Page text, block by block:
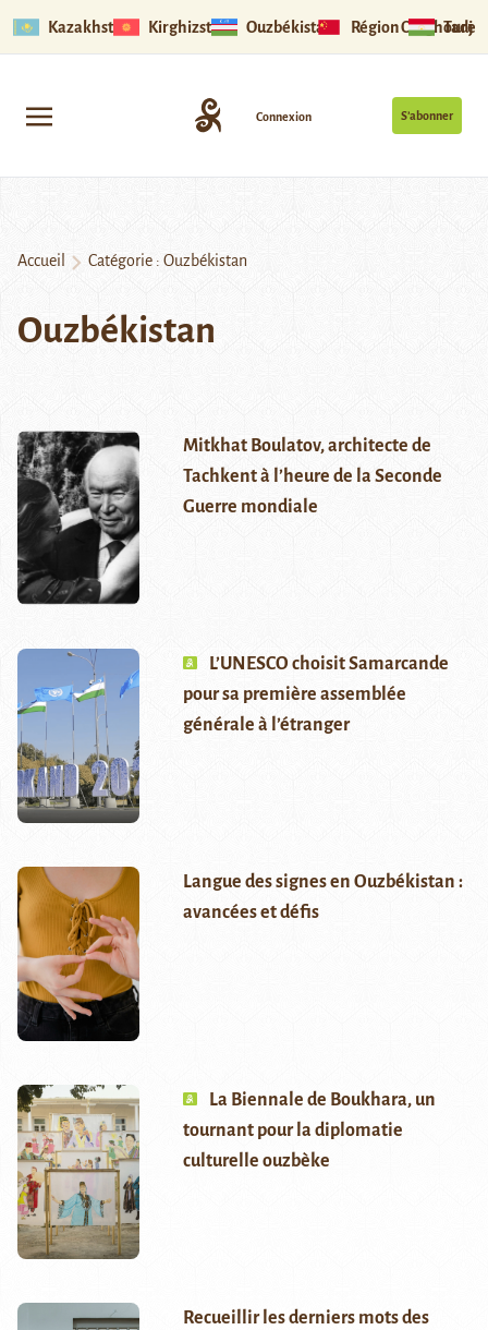
Kazakhstan Kirghizstan Ouzbékistan Région Ouïghoure
S’abonner
Connexion
Accueil Catégorie : Ouzbékistan
Ouzbékistan
Mitkhat Boulatov, architecte de
Tachkent à l’heure de la Seconde
Guerre mondiale
L’UNESCO choisit Samarcande
pour sa première assemblée
générale à l’étranger
Langue des signes en Ouzbékistan :
avancées et défis
La Biennale de Boukhara, un
tournant pour la diplomatie
culturelle ouzbèke
Recueillir les derniers mots des